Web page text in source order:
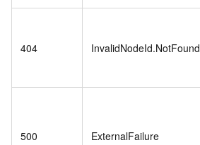
404 InvalidNodeId.NotFound
500 ExternalFailure